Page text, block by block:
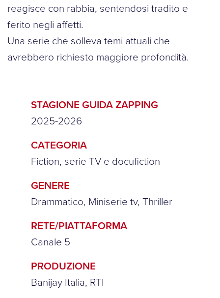
reagisce con rabbia, sentendosi tradito e
ferito negli affetti.
Una serie che solleva temi attuali che
avrebbero richiesto maggiore profondità.
STAGIONE GUIDA ZAPPING
2025-2026
CATEGORIA
Fiction, serie TV e docufiction
GENERE
Drammatico, Miniserie tv, Thriller
RETE/PIATTAFORMA
Canale 5
PRODUZIONE
Banijay Italia, RTI